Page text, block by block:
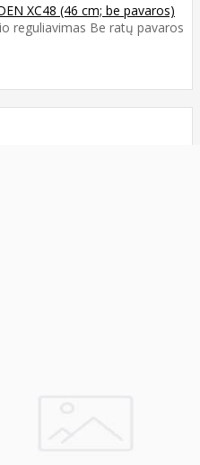
XC48 (46 cm; be pavaros)
reguliavimas Be ratų pavaros